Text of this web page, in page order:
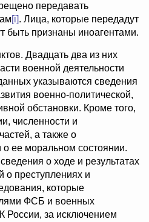
передавать
[i]. Лица, которые передадут
быть признаны иноагентами.
Двадцать два из них
военной деятельности
указываются сведения
военно-политической,
обстановки. Кроме того,
численности и
а также о
ее моральном состоянии.
о ходе и результатах
о преступлениях и
которые
ФСБ и военных
России, за исключением